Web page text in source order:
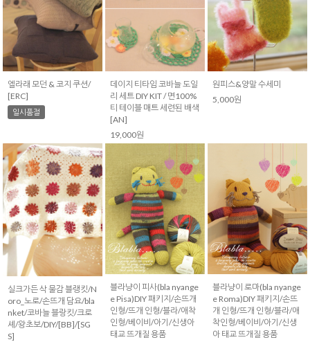
엘라래 모던 & 코지 쿠션/
[ERC]
일시품절
데이지 티타임 코바늘 도일
리 세트 DIY KIT / 면100%
티 테이블 매트 세련된 배색
[AN]
19,000원
원피스&양말 수세미
5,000원
실크가든 삭 물감 블랭킷/N
oro_노로/손뜨개 담요/bla
nket/코바늘 블랑킷/크로
셰/왕초보/DIY/[BB]/[SG
S]
블라냥이 피사(bla nyange
e Pisa)DIY 패키지/손뜨개
인형/뜨개 인형/블라/애착
인형/베이비/아기/신생아
태교 뜨개질 용품
블라냥이 로마(bla nyange
e Roma)DIY 패키지/손뜨
개 인형/뜨개 인형/블라/애
착인형/베이비/아기/신생
아 태교 뜨개질 용품